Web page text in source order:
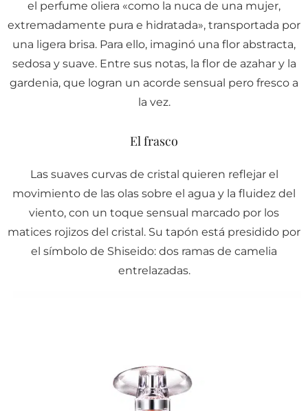
el perfume oliera «como la nuca de una mujer,
extremadamente pura e hidratada», transportada por
una ligera brisa. Para ello, imaginó una flor abstracta,
sedosa y suave. Entre sus notas, la flor de azahar y la
gardenia, que logran un acorde sensual pero fresco a
la vez.
El frasco
Las suaves curvas de cristal quieren reflejar el
movimiento de las olas sobre el agua y la fluidez del
viento, con un toque sensual marcado por los
matices rojizos del cristal. Su tapón está presidido por
el símbolo de Shiseido: dos ramas de camelia
entrelazadas.